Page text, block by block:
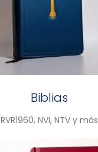
Biblias
RVR1960, NVI, NTV y más